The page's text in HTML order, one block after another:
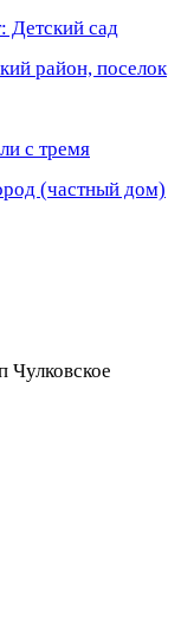
Детский сад
район, поселок
с тремя
(частный дом)
Чулковское